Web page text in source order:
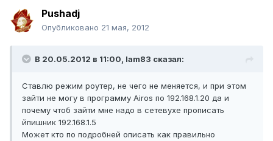
Pushadj
Опубликовано 21 мая, 2012
В 20.05.2012 в 11:00, lam83 сказал:
Ставлю режим роутер, не чего не меняется, и при этом
зайти не могу в программу Airos по 192.168.1.20 да и
почему чтоб зайти мне надо в сетевухе прописать
йпишник 192.168.1.5
Может кто по подробней описать как правильно